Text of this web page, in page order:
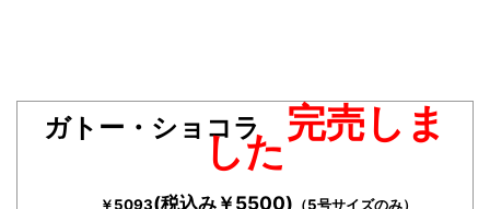
ガトー・ショコラ 完売しま
した
￥5093(税込み￥5500) （5号サイズのみ）